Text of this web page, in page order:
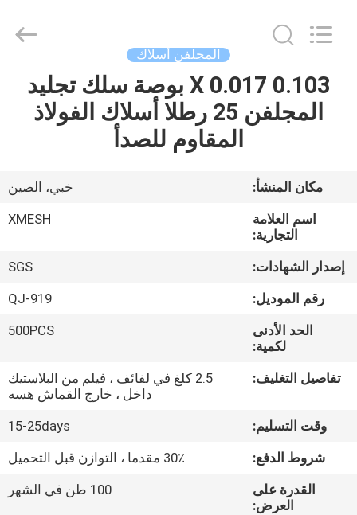
الصفحة
الرئيسية
معلومات
جولة
الجودة
اتصل
Reserved.
المجلفن أسلاك
0.103 X 0.017 بوصة سلك تجليد
المجلفن 25 رطلا أسلاك الفولاذ
المقاوم للصدأ
مكان المنشأ:
خبي، الصين
اسم العلامة
التجارية:
XMESH
إصدار الشهادات:
SGS
رقم الموديل:
QJ-919
الحد الأدنى
لكمية:
500PCS
تفاصيل التغليف:
2.5 كلغ في لفائف ، فيلم من البلاستيك
داخل ، خارج القماش هسه
وقت التسليم:
15-25days
شروط الدفع:
30٪ مقدما ، التوازن قبل التحميل
القدرة على
العرض:
100 طن في الشهر